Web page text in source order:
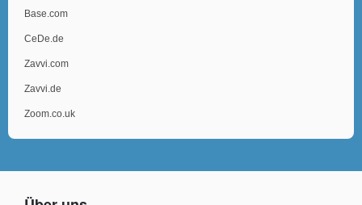
Base.com
CeDe.de
Zavvi.com
Zavvi.de
Zoom.co.uk